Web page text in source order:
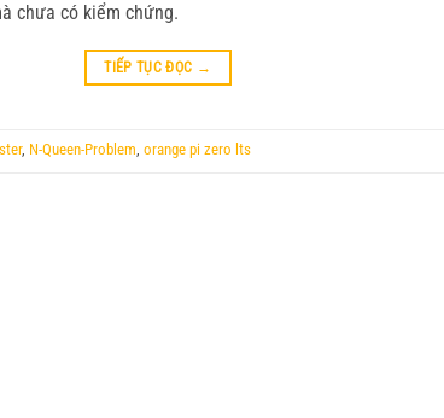
chưa có kiểm chứng.
TIẾP TỤC ĐỌC →
, N-Queen-Problem, orange pi zero lts